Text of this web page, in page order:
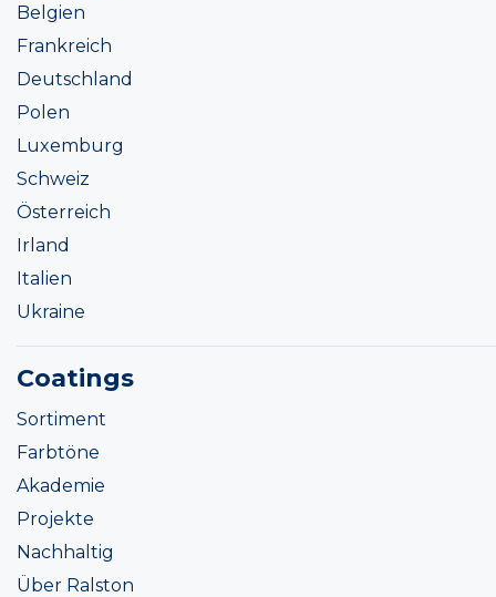
Belgien
Frankreich
Deutschland
Polen
Luxemburg
Schweiz
Österreich
Irland
Italien
Ukraine
Coatings
Sortiment
Farbtöne
Akademie
Projekte
Nachhaltig
Über Ralston